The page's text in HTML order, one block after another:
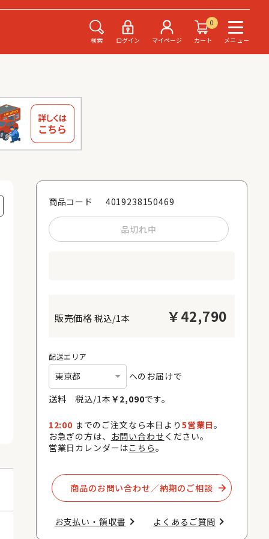
検索 ログイン マイページ
0
カート
メニュー
商品コード 4019238150469
品切れ中
税込/1本 ￥42,790
配送エリア
へのお届けで
送料 税込/1本 ￥2,090です。
12:00 までのご注文なら本日より 5営業日。
お急ぎの方は、
お問い合わせ ください。
営業日カレンダーはこちら。
商品のお問い合わせ／納期のご相談​
お支払い・領収書​ よくあるご質問​